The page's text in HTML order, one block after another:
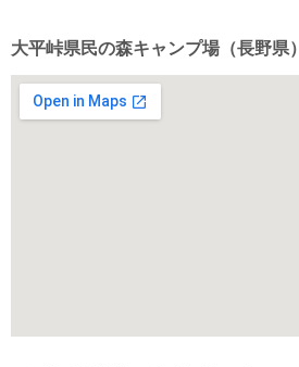
大平峠県民の森キャンプ場（長野県）